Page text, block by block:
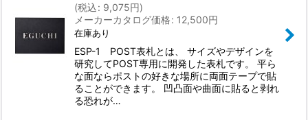
(税込: 9,075円)
メーカーカタログ価格: 12,500円
在庫あり
ESP-1 POST表札とは、 サイズやデザインを
研究してPOST専用に開発した表札です。 平ら
な面ならポストの好きな場所に両面テープで貼
ることができます。 凹凸面や曲面に貼ると剥れ
る恐れが…